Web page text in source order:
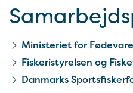
Ministeriet for
Fiskeristyrelsen og
Danmarks